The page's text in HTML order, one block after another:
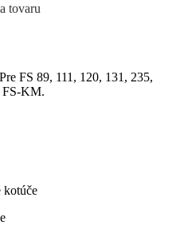
tovaru
FS 89, 111, 120, 131, 235,
FS-KM.